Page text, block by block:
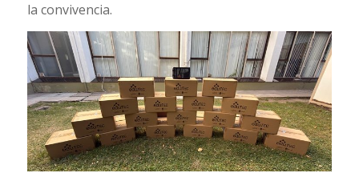
la convivencia.